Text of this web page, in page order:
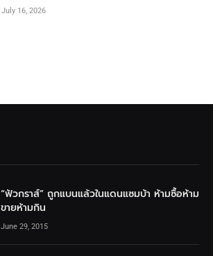
July 16, 2026
“ฟัวกราส์” ถูกแบนแล้วในแดนแซมบ้า ห้ามซื้อห้าม
ขายห้ามกิน
June 29, 2015